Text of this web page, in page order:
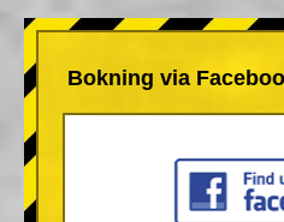
Bokning via